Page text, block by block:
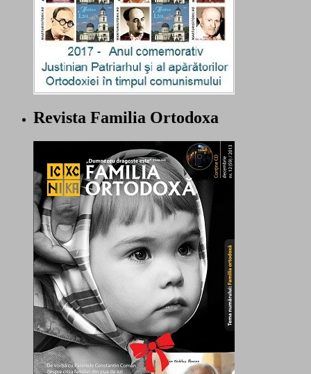
Revista Familia Ortodoxa